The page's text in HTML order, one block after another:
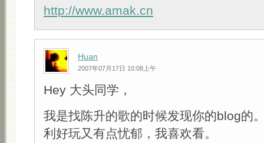
http://www.amak.cn
Huan
2007年07月17日 10:08上午
Hey 大头同学，
我是找陈升的歌的时候发现你的blog的
利好玩又有点忧郁，我喜欢看。